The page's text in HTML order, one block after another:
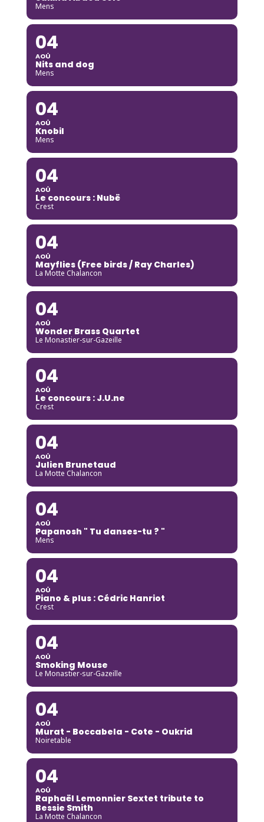
Mens
04
AOÛ
Nits and dog
Mens
04
AOÛ
Knobil
Mens
04
AOÛ
Le concours : Nubë
Crest
04
AOÛ
Mayflies (Free birds / Ray Charles)
La Motte Chalancon
04
AOÛ
Wonder Brass Quartet
Le Monastier-sur-Gazeille
04
AOÛ
Le concours : J.U.ne
Crest
04
AOÛ
Julien Brunetaud
La Motte Chalancon
04
AOÛ
Papanosh " Tu danses-tu ? "
Mens
04
AOÛ
Piano & plus : Cédric Hanriot
Crest
04
AOÛ
Smoking Mouse
Le Monastier-sur-Gazeille
04
AOÛ
Murat - Boccabela - Cote - Oukrid
Noiretable
04
AOÛ
Raphaël Lemonnier Sextet tribute to
Bessie Smith
La Motte Chalancon